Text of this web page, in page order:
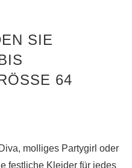
SIE
K
64
molliges Partygirl oder
festliche Kleider für jedes